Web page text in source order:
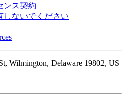
ンス契約
しないでください
Wilmington, Delaware 19802, US